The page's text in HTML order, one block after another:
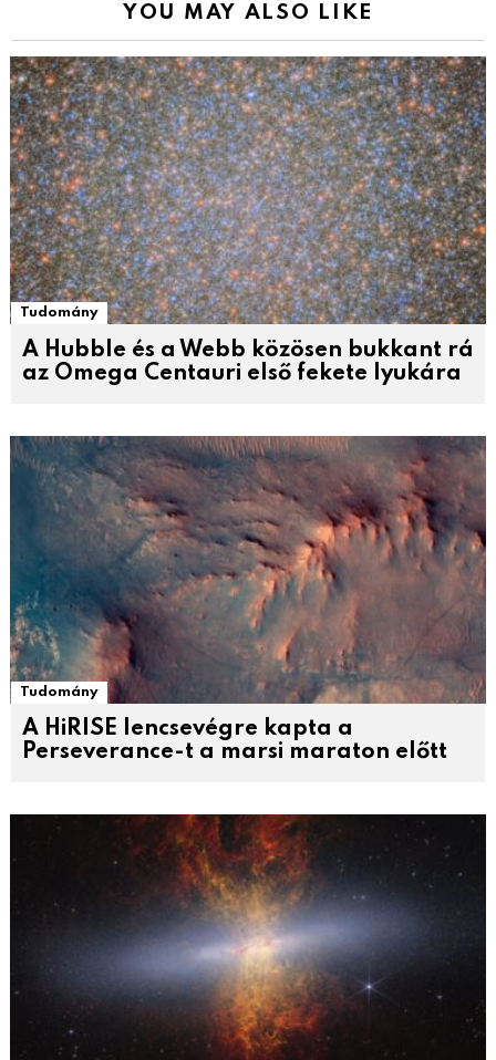
YOU MAY ALSO LIKE
Tudomány
A Hubble és a Webb közösen bukkant rá
az Omega Centauri első fekete lyukára
Tudomány
A HiRISE lencsevégre kapta a
Perseverance-t a marsi maraton előtt